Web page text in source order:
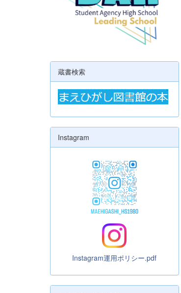
蔵書検索
Instagram
Instagram運用ポリシー.pdf